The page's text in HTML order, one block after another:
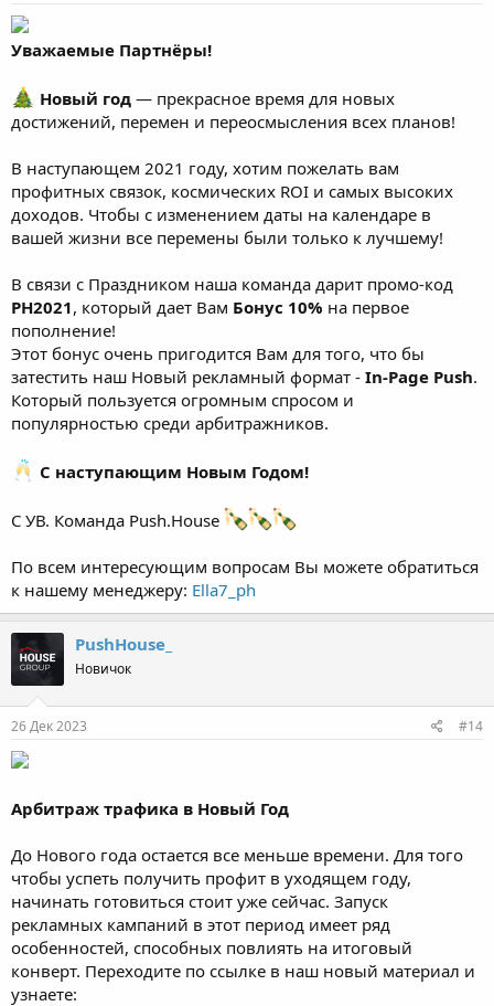
Уважаемые Партнёры!
Новый год — прекрасное время для новых
достижений, перемен и переосмысления всех планов!
В наступающем 2021 году, хотим пожелать вам
профитных связок, космических ROI и самых высоких
доходов. Чтобы с изменением даты на календаре в
вашей жизни все перемены были только к лучшему!
В связи c Праздником наша команда дарит промо-код
PH2021, который дает Вам Бонус 10% на первое
пополнение!
Этот бонус очень пригодится Вам для того, что бы
затестить наш Новый рекламный формат - In-Page Push.
Который пользуется огромным спросом и
популярностью среди арбитражников.
С наступающим Новым Годом!
С УВ. Команда Push.House
По всем интересующим вопросам Вы можете обратиться
к нашему менеджеру: Ella7_ph
PushHouse_
Новичок
26 Дек 2023 #14
Арбитраж трафика в Новый Год
До Нового года остается все меньше времени. Для того
чтобы успеть получить профит в уходящем году,
начинать готовиться стоит уже сейчас. Запуск
рекламных кампаний в этот период имеет ряд
особенностей, способных повлиять на итоговый
конверт. Переходите по ссылке в наш новый материал и
узнаете: